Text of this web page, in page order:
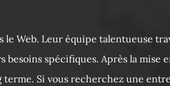
le Web. Leur équipe talentueuse
spécifiques. Après la mise
Si vous recherchez une